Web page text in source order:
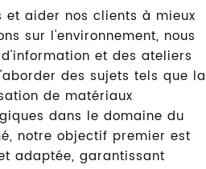
et aider nos clients à mieux
sur l'environnement, nous
et des ateliers
des sujets tels que la
de matériaux
dans le domaine du
notre objectif premier est
adaptée, garantissant